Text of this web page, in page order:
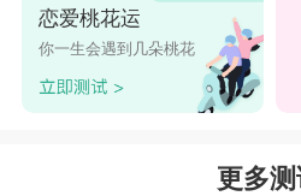
恋爱桃花运
你一生会遇到几朵桃花
更多